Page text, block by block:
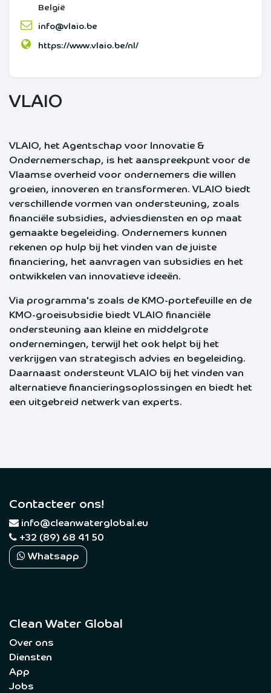
België
info@vlaio.be
https://www.vlaio.be/nl/
VLAIO
VLAIO, het Agentschap voor Innovatie &
Ondernemerschap, is het aanspreekpunt voor de
Vlaamse overheid voor ondernemers die willen
groeien, innoveren en transformeren. VLAIO biedt
verschillende vormen van ondersteuning, zoals
financiële subsidies, adviesdiensten en op maat
gemaakte begeleiding. Ondernemers kunnen
rekenen op hulp bij het vinden van de juiste
financiering, het aanvragen van subsidies en het
ontwikkelen van innovatieve ideeën.
Via programma's zoals de KMO-portefeuille en de
KMO-groeisubsidie biedt VLAIO financiële
ondersteuning aan kleine en middelgrote
ondernemingen, terwijl het ook helpt bij het
verkrijgen van strategisch advies en begeleiding.
Daarnaast ondersteunt VLAIO bij het vinden van
alternatieve financieringsoplossingen en biedt het
een uitgebreid netwerk van experts.
Contacteer ons!
info@cleanwaterglobal.eu
+32 (89) 68 41 50
Whatsapp
Clean Water Global
Over ons
Diensten
App
Jobs